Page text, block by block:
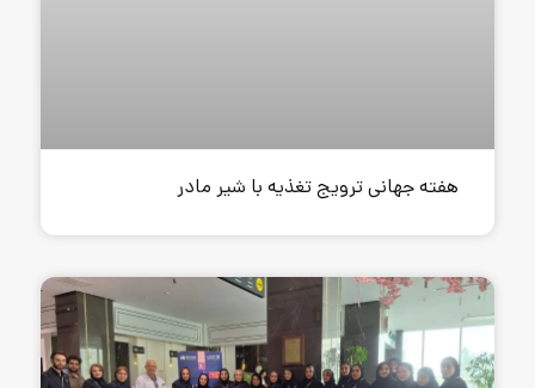
تغذیه با شیر مادر